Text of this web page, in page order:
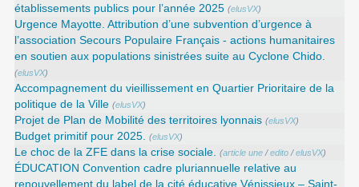
établissements publics pour l’année 2025 (elusVX)
Urgence Mayotte. Attribution d’une subvention d’urgence à
l’association Secours Populaire Français - actions humanitaires
en soutien aux populations sinistrées suite au Cyclone Chido.
(elusVX)
Accompagnement du vieillissement en Quartier Prioritaire de la
politique de la Ville (elusVX)
Projet de Plan de Mobilité des territoires lyonnais (elusVX)
Budget primitif pour 2025. (elusVX)
Le choc de la ZFE dans la crise sociale. (article une /edito /elusVX)
ÉDUCATION Convention cadre pluriannuelle relative au
renouvellement du label de la cité éducative Vénissieux – Saint-